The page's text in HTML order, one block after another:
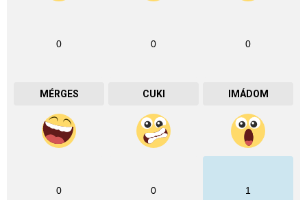
0
MÉRGES
0
CUKI
0
IMÁDOM
0 0 1